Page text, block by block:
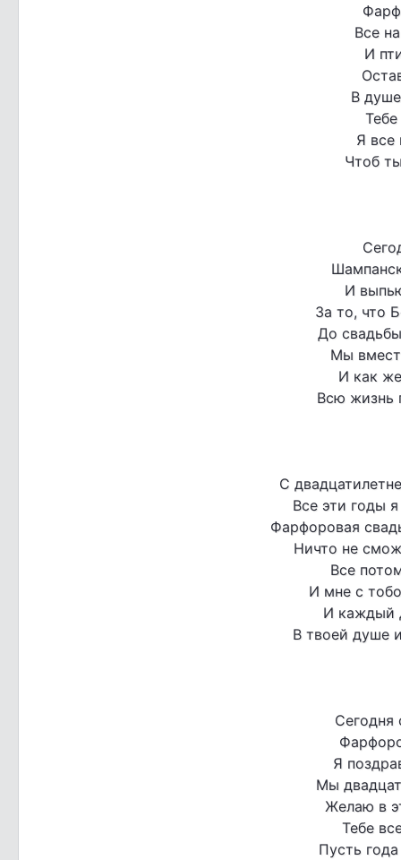
Все
И
В
Я все
Чтоб
И
За то, что
До
Мы
И как
Всю жизнь
С
Все эти годы
Фарфоровая
Ничто не
Все
И мне с
И каждый
В твоей душе
Сегодня
Я
Мы
Желаю в
Тебе
Пусть